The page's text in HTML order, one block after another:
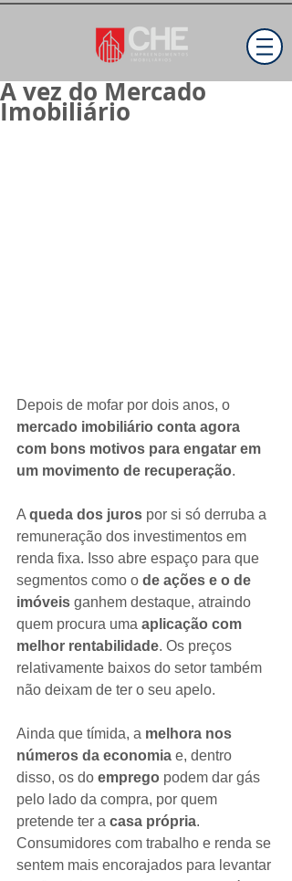
A vez do Mercado
Imobiliário
Depois de mofar por dois anos, o
mercado imobiliário conta agora
com bons motivos para engatar em
um movimento de recuperação.
A queda dos juros por si só derruba a
remuneração dos investimentos em
renda fixa. Isso abre espaço para que
segmentos como o de ações e o de
imóveis ganhem destaque, atraindo
quem procura uma aplicação com
melhor rentabilidade. Os preços
relativamente baixos do setor também
não deixam de ter o seu apelo.
Ainda que tímida, a melhora nos
números da economia e, dentro
disso, os do emprego podem dar gás
pelo lado da compra, por quem
pretende ter a casa própria.
Consumidores com trabalho e renda se
sentem mais encorajados para levantar